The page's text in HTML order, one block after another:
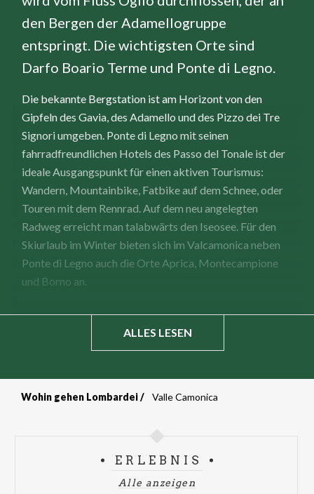
den Bergen der Adamellogruppe
entspringt. Die wichtigsten Orte sind
Darfo Boario Terme und Ponte di Legno.
Die bekannte Bergstation ist am Horizont von den
Gipfeln des Gavia, des Adamello und des Pizzo dei Tre
Signori umgeben. Ponte di Legno mit seinen
fahrradfreundlichen Hotels des Passo del Tonale ist der
ideale Ausgangspunkt für einen aktiven Tourismus:
Wandern, Mountainbike, Fatbike auf dem Schnee, oder
Touren mit dem Rennrad. Auf dem neu angelegten
Radweg erreicht man talabwärts den Iseosee. Für den
Skiurlaub im Winter bieten sich im Valcamonica neben
Ponte di Legno auch die Orte Aprica, Montecampione
und Borno an.
ALLES LESEN
Wohin gehen Lombardei Valle Camonica
ERLEBNIS
Alle anzeigen